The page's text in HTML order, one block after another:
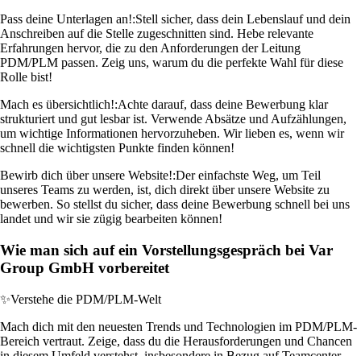
Pass deine Unterlagen an!:Stell sicher, dass dein Lebenslauf und dein
Anschreiben auf die Stelle zugeschnitten sind. Hebe relevante
Erfahrungen hervor, die zu den Anforderungen der Leitung
PDM/PLM passen. Zeig uns, warum du die perfekte Wahl für diese
Rolle bist!
Mach es übersichtlich!:Achte darauf, dass deine Bewerbung klar
strukturiert und gut lesbar ist. Verwende Absätze und Aufzählungen,
um wichtige Informationen hervorzuheben. Wir lieben es, wenn wir
schnell die wichtigsten Punkte finden können!
Bewirb dich über unsere Website!:Der einfachste Weg, um Teil
unseres Teams zu werden, ist, dich direkt über unsere Website zu
bewerben. So stellst du sicher, dass deine Bewerbung schnell bei uns
landet und wir sie zügig bearbeiten können!
Wie man sich auf ein Vorstellungsgespräch bei Var
Group GmbH vorbereitet
✨Verstehe die PDM/PLM-Welt
Mach dich mit den neuesten Trends und Technologien im PDM/PLM-
Bereich vertraut. Zeige, dass du die Herausforderungen und Chancen